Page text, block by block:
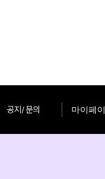
공지/문의 마이페